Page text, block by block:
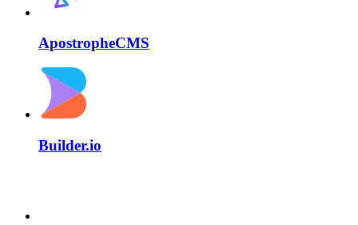
ApostropheCMS
Builder.io